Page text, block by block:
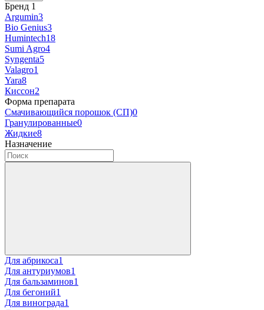
Бренд 1
Argumin3
Bio Genius3
Humintech18
Sumi Agro4
Syngenta5
Valagro1
Yara8
Киссон2
Форма препарата
Смачивающийся порошок (СП)0
Гранулированные0
Жидкие8
Назначение
Для абрикоса1
Для антуриумов1
Для бальзаминов1
Для бегоний1
Для винограда1